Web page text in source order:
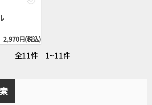
2,970円(税込)
全11件 1~11件